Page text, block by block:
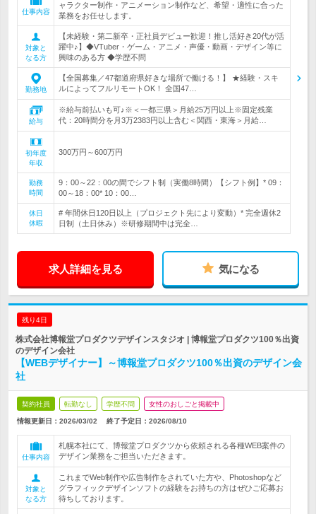
仕事内容
ャラクター制作・アニメーション制作など、希望・適性に合った
業務をお任せします。
対象と
なる方
【未経験・第二新卒・正社員デビュー歓迎！推し活好き20代が活
躍中♪】◆VTuber・ゲーム・アニメ・声優・動画・デザイン等に
興味のある方 ◆学歴不問
勤務地
【全国募集／47都道府県好きな場所で働ける！】 ★経験・スキ
ルによってフルリモートOK！ 全国47…
給与
※給与前払いも可♪※＜一都三県＞月給25万円以上※固定残業
代：20時間分を月3万2383円以上含む＜関西・東海＞月給…
初年度
年収
300万円～600万円
勤務
時間
9：00～22：00の間でシフト制（実働8時間）【シフト例】* 09：
00～18：00* 10：00…
休日
休暇
# 年間休日120日以上（プロジェクト先により変動）* 完全週休2
日制（土日休み）※研修期間中は完全…
求人詳細を見る 気になる
残り4日
株式会社博報堂プロダクツデザインスタジオ | 博報堂プロダクツ100％出資
のデザイン会社
【WEBデザイナー】～博報堂プロダクツ100％出資のデザイン会
社
契約社員 転勤なし 学歴不問 女性のおしごと掲載中
情報更新日：2026/03/02 終了予定日： 2026/08/10
仕事内容
札幌本社にて、博報堂プロダクツから依頼される各種WEB案件の
デザイン業務をご担当いただきます。
対象と
なる方
これまでWeb制作や広告制作をされていた方や、Photoshopなど
グラフィックデザインソフトの経験をお持ちの方はぜひご応募お
待ちしております。